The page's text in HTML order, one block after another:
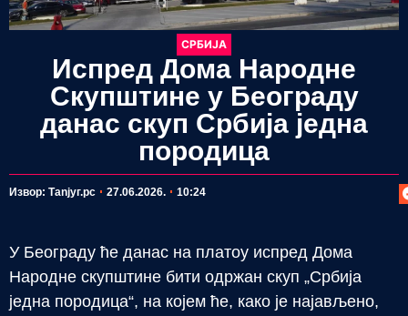
СРБИЈА
Испред Дома Народне
Скупштине у Београду
данас скуп Србија једна
породица
Извор: Таnjyг.рс 27.06.2026. 10:24
У Београду ће данас на платоу испред Дома
Народне скупштине бити одржан скуп „Србија
једна породица“, на којем ће, како је најављено,